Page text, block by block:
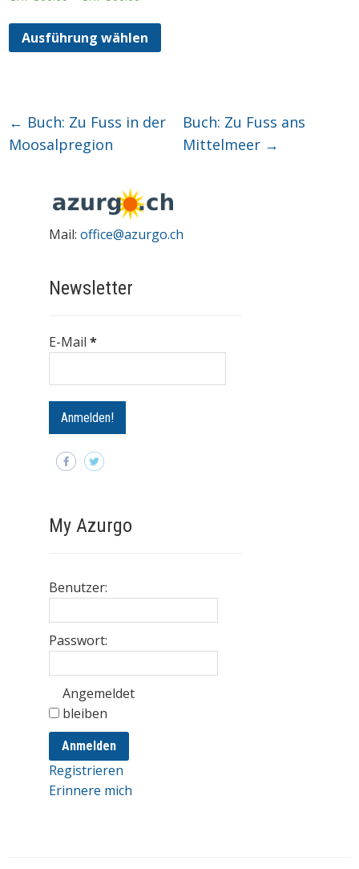
Ausführung wählen
← Buch: Zu Fuss in der
Moosalpregion
Buch: Zu Fuss ans
Mittelmeer →
Mail:office@azurgo.ch
Newsletter
E-Mail*
My Azurgo
Benutzer:
Passwort:
Angemeldet
bleiben
Anmelden
Registrieren
Erinnere mich